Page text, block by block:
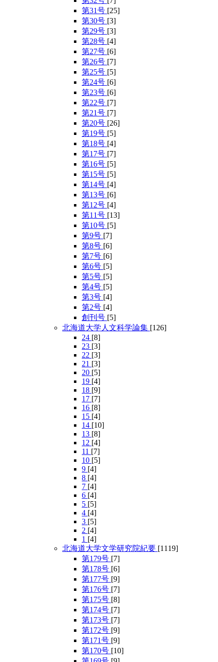
第31号 [25]
第30号 [3]
第29号 [3]
第28号 [4]
第27号 [6]
第26号 [7]
第25号 [5]
第24号 [6]
第23号 [6]
第22号 [7]
第21号 [7]
第20号 [26]
第19号 [5]
第18号 [4]
第17号 [7]
第16号 [5]
第15号 [5]
第14号 [4]
第13号 [6]
第12号 [4]
第11号 [13]
第10号 [5]
第9号 [7]
第8号 [6]
第7号 [6]
第6号 [5]
第5号 [5]
第4号 [5]
第3号 [4]
第2号 [4]
創刊号 [5]
北海道大学人文科学論集 [126]
24 [8]
23 [3]
22 [3]
21 [3]
20 [5]
19 [4]
18 [9]
17 [7]
16 [8]
15 [4]
14 [10]
13 [8]
12 [4]
11 [7]
10 [5]
9 [4]
8 [4]
7 [4]
6 [4]
5 [5]
4 [4]
3 [5]
2 [4]
1 [4]
北海道大学文学研究院紀要 [1119]
第179号 [7]
第178号 [6]
第177号 [9]
第176号 [7]
第175号 [8]
第174号 [7]
第173号 [7]
第172号 [9]
第171号 [9]
第170号 [10]